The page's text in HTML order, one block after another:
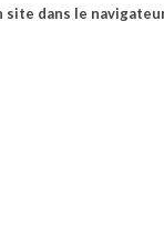
site dans le